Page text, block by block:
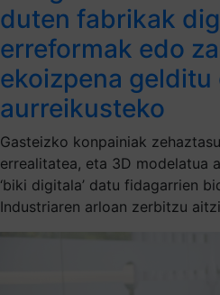
duten fabrikak
erreformak edo
ekoizpena gelditu
aurreikusteko
Gasteizko konpainiak
errealitatea, eta 3D modelatua
‘biki digitala’ datu fidagarrien
Industriaren arloan zerbitzu